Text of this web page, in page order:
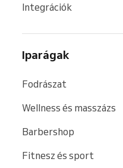
Integrációk
Iparágak
Fodrászat
Wellness és masszázs
Barbershop
Fitnesz és sport